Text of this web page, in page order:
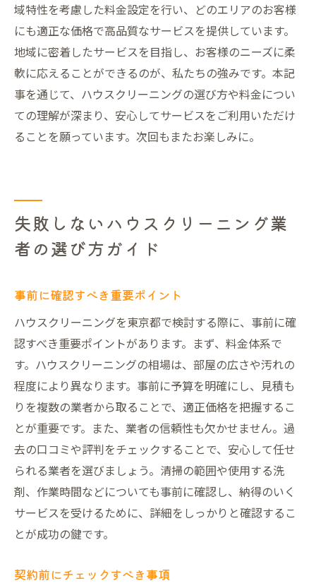
域特性を考慮した料金設定を行い、どのエリアのお客様
にも適正な価格で高品質なサービスを提供しています。
地域に密着したサービスを目指し、お客様のニーズに柔
軟に応えることができるのが、私たちの強みです。本記
事を通じて、ハウスクリーニングの選び方や料金につい
ての理解が深まり、安心してサービスをご利用いただけ
ることを願っています。次回もまたお楽しみに。
失敗しないハウスクリーニング業
者の選び方ガイド
事前に確認すべき重要ポイント
ハウスクリーニングを東京都で検討する際に、事前に確
認すべき重要ポイントがあります。まず、料金体系で
す。ハウスクリーニングの相場は、部屋の広さや汚れの
程度により異なります。事前に予算を明確にし、見積も
りを複数の業者から取ることで、適正価格を把握するこ
とが重要です。また、業者の信頼性も欠かせません。過
去の口コミや評判をチェックすることで、安心して任せ
られる業者を選びましょう。清掃の範囲や使用する洗
剤、作業時間などについても事前に確認し、納得のいく
サービスを受けるために、詳細をしっかりと確認するこ
とが成功の鍵です。
契約前にチェックすべき事項